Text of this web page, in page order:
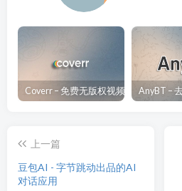
上一篇
豆包AI - 字节跳动出品的AI
对话应用